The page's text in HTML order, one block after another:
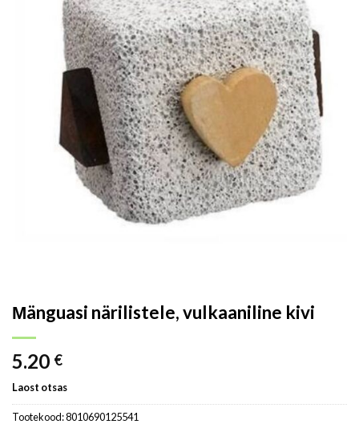
Мänguasi närilistele, vulkaaniline kivi
5.20 €
Laost otsas
Tootekood:8010690125541